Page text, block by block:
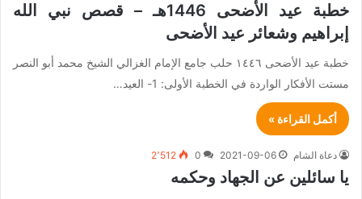
خطبة عيد الأضحى 1446هـ – قصص نبي الله
إبراهيم وشعائر عيد الأضحى
خطبة عيد الأضحى ١٤٤٦ حلب جامع الإمام الغزالي الشيخ محمد أبو النصر
مستت الأفكار الواردة في الخطبة الأولى: 1- العيد…
أكمل القراءة »
دعاة الشام 2021-09-06
0 2٬512
يا سائلين عن الجهاد وحكمه